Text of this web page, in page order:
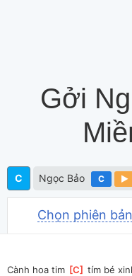
Gởi
C Ngọc Bảo C
Chọn phiên bản
Cành hoa tim [C ] tím bé